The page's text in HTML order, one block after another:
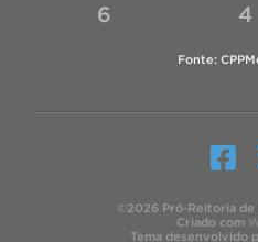
6
4
Fonte:
©2026 Pró-Reitoria de
Criado com
Tema desenvolvido